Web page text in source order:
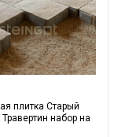
плитка Старый
набор на